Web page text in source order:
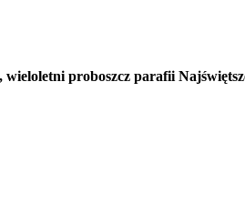
wieloletni proboszcz parafii